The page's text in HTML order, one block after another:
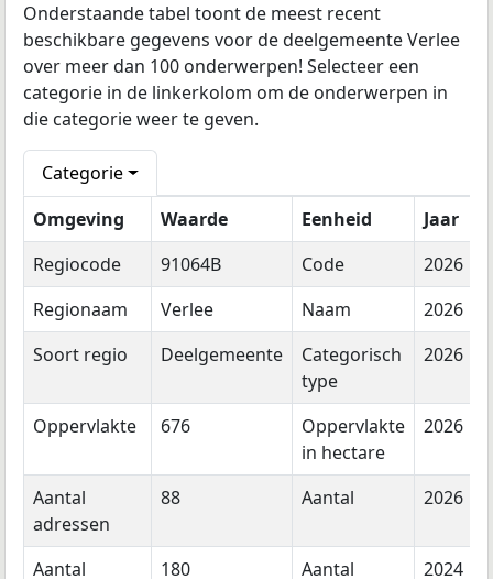
Onderstaande tabel toont de meest recent
beschikbare gegevens voor de deelgemeente Verlee
over meer dan 100 onderwerpen! Selecteer een
categorie in de linkerkolom om de onderwerpen in
die categorie weer te geven.
Categorie
Omgeving
Waarde Eenheid
Jaar
Regiocode
91064B Code
2026
Regionaam
Verlee Naam
2026
Soort regio
Deelgemeente
Categorisch
type
2026
Oppervlakte 676
Oppervlakte
in hectare
2026
Aantal
adressen
88 Aantal 2026
Aantal 180 Aantal 2024